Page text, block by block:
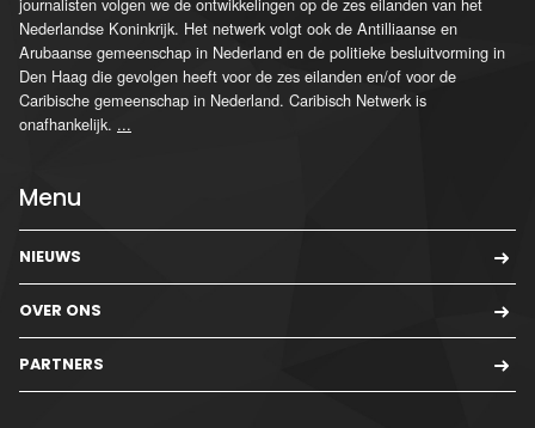
journalisten volgen we de ontwikkelingen op de zes eilanden van het
Nederlandse Koninkrijk. Het netwerk volgt ook de Antilliaanse en
Arubaanse gemeenschap in Nederland en de politieke besluitvorming in
Den Haag die gevolgen heeft voor de zes eilanden en/of voor de
Caribische gemeenschap in Nederland. Caribisch Netwerk is
onafhankelijk. ...
Menu
NIEUWS
OVER ONS
PARTNERS